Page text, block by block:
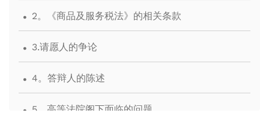
. 2。《商品及服务税法》的相关条款
. 3.请愿人的争论
. 4。答辩人的陈述
. 5。高等法院阁下面临的问题